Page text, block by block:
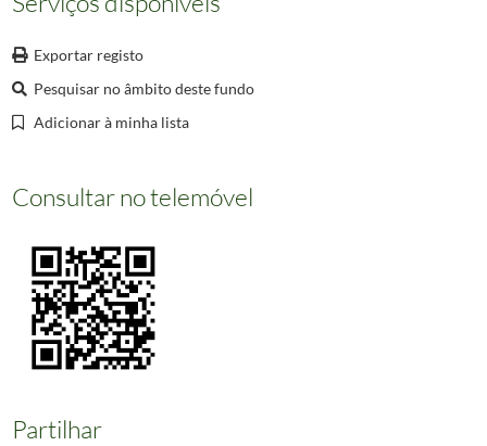
000015Parque da Duqueza de Palmella - Cintra
000017 Parque da Duqueza de Palmella - Cintra
(...)
Exportar registo
Pesquisar no âmbito deste fundo
Adicionar à minha lista
Consultar no telemóvel
Partilhar